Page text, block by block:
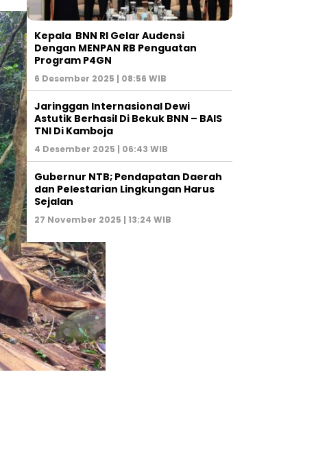
Kepala BNN RI Gelar Audensi
Dengan MENPAN RB Penguatan
Program P4GN
6 Desember 2025 | 08:56 WIB
Jaringgan Internasional Dewi
Astutik Berhasil Di Bekuk BNN – BAIS
TNI Di Kamboja
4 Desember 2025 | 06:43 WIB
Gubernur NTB; Pendapatan Daerah
dan Pelestarian Lingkungan Harus
Sejalan
27 November 2025 | 13:24 WIB